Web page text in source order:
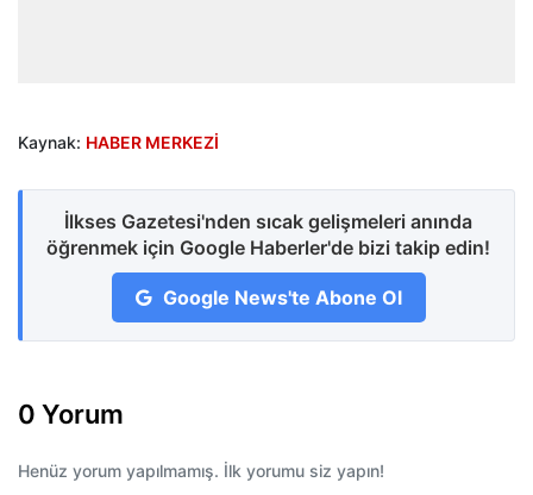
Kaynak: HABER MERKEZİ
İlkses Gazetesi'nden sıcak gelişmeleri anında
öğrenmek için Google Haberler'de bizi takip edin!
Google News'te Abone Ol
0 Yorum
Henüz yorum yapılmamış. İlk yorumu siz yapın!